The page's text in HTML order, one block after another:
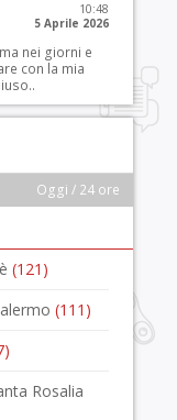
10:48
5 Aprile 2026
nei giorni e
con la mia
Oggi / 24 ore
(121)
(111)
Rosalia